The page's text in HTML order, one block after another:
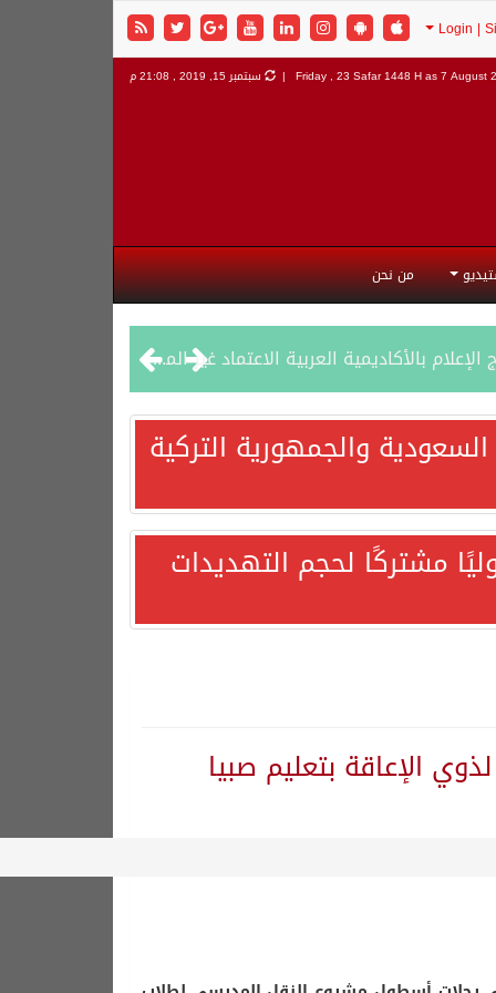
Friday , 23 Safar 1448 H as7 August سبتمبر 15, 2019 , 21:08 م
من نحن
التركية وجمهورية باكستان الإسلامية.
والجمهورية التركية
مشتركًا لحجم التهديدات
الإعاقة بتعليم صبيا